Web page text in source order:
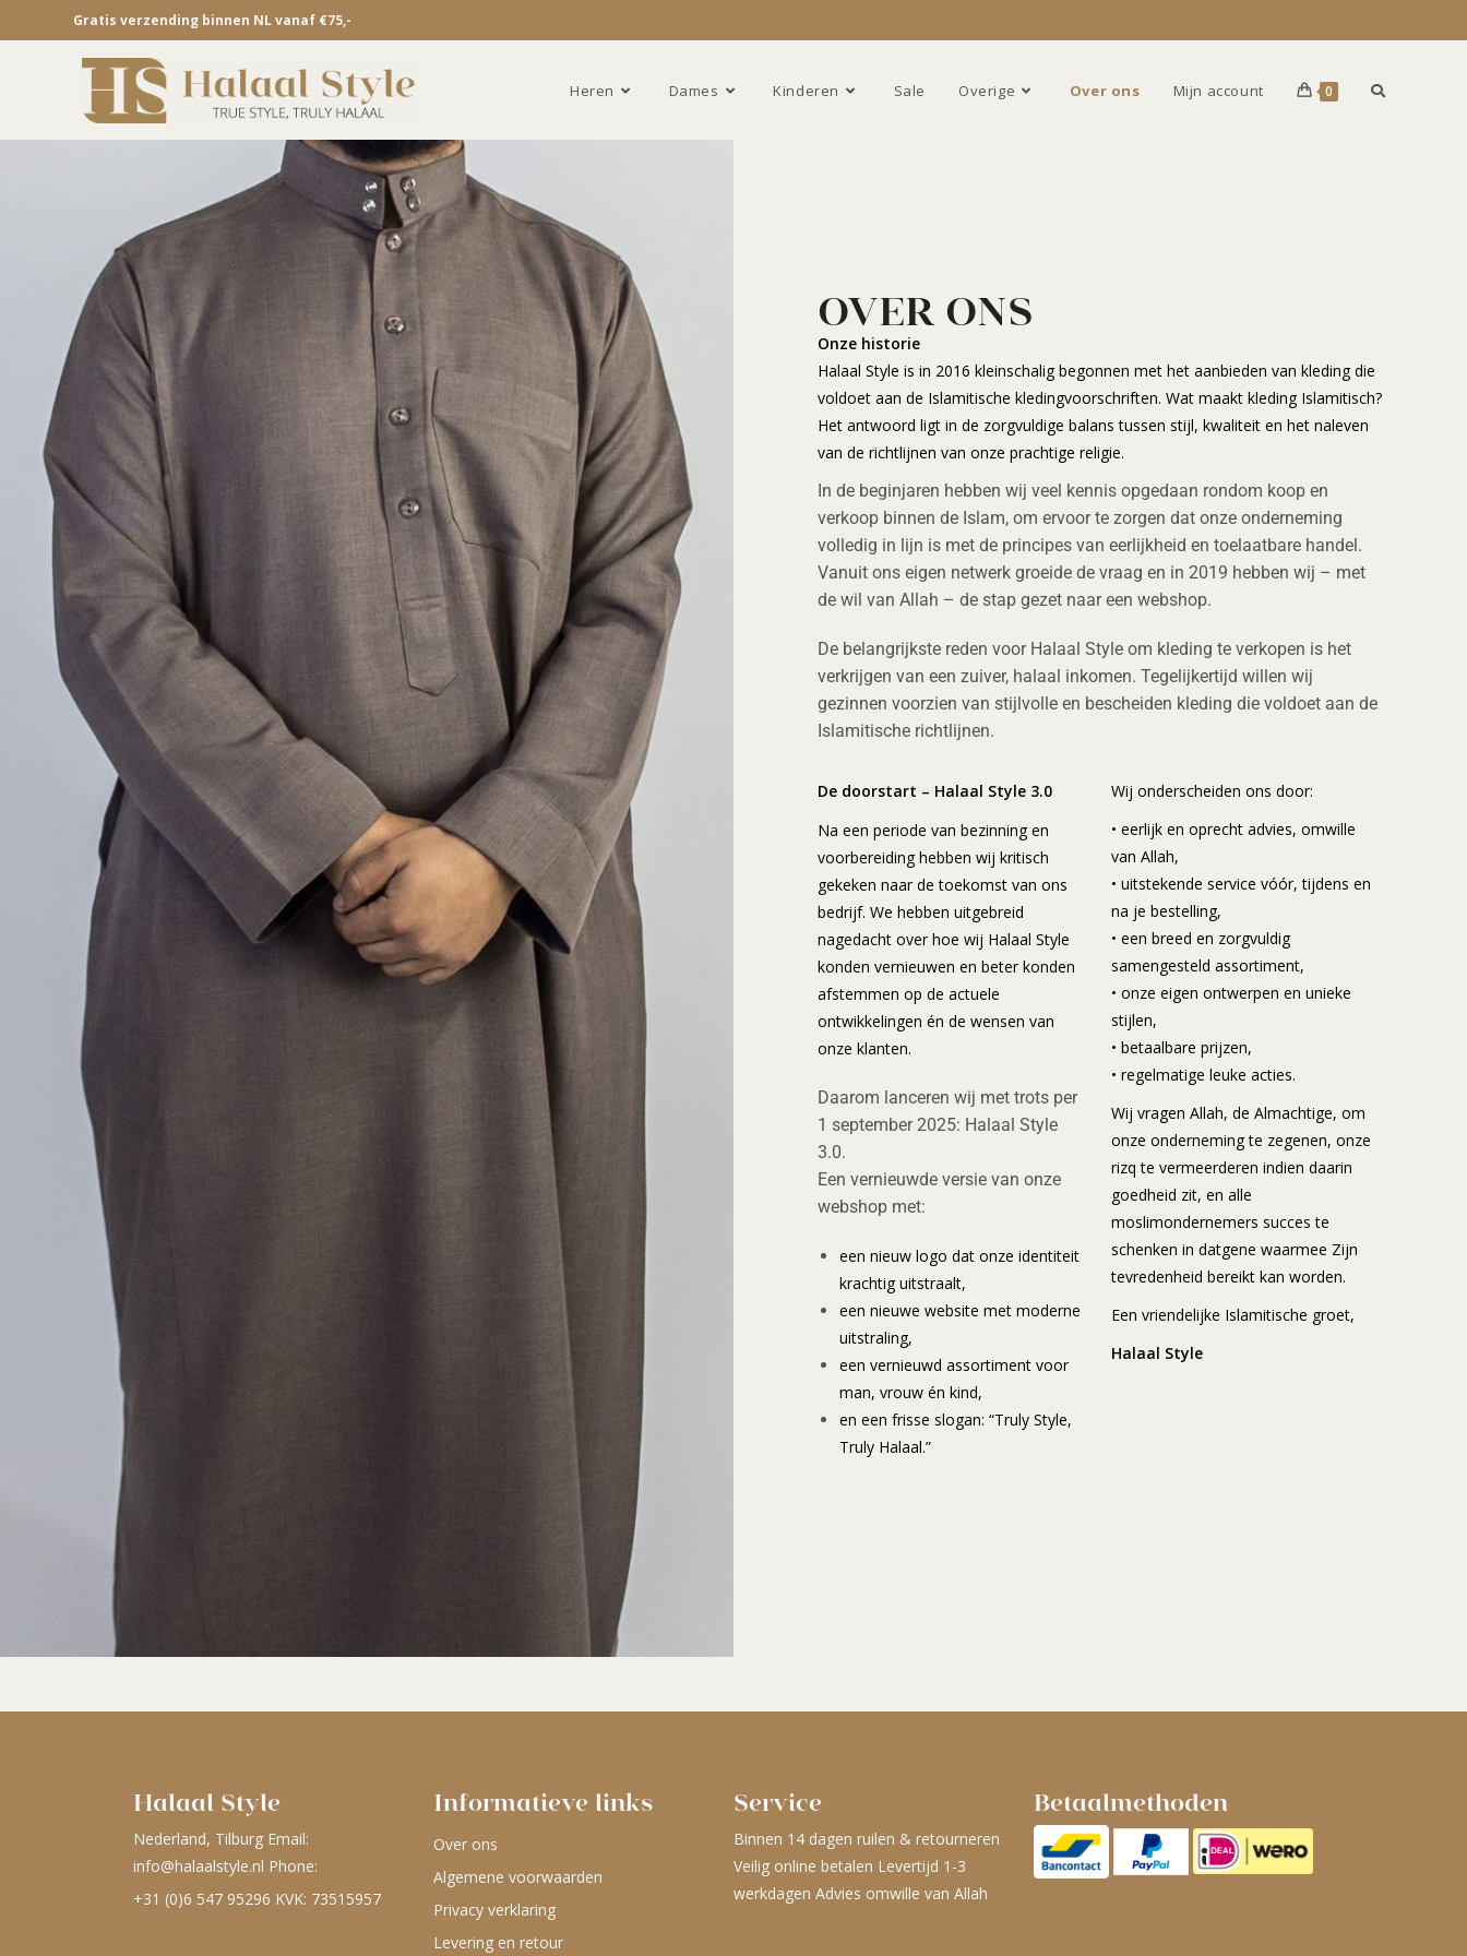
Gratis verzending binnen NL vanaf €75,-
Heren Dames Kinderen Sale Overige Over ons Mijn account 0
OVER ONS
Onze historie
Halaal Style is in 2016 kleinschalig begonnen met het aanbieden van kleding die
voldoet aan de Islamitische kledingvoorschriften. Wat maakt kleding Islamitisch?
Het antwoord ligt in de zorgvuldige balans tussen stijl, kwaliteit en het naleven
van de richtlijnen van onze prachtige religie.
In de beginjaren hebben wij veel kennis opgedaan rondom koop en
verkoop binnen de Islam, om ervoor te zorgen dat onze onderneming
volledig in lijn is met de principes van eerlijkheid en toelaatbare handel.
Vanuit ons eigen netwerk groeide de vraag en in 2019 hebben wij – met
de wil van Allah – de stap gezet naar een webshop.
De belangrijkste reden voor Halaal Style om kleding te verkopen is het
verkrijgen van een zuiver, halaal inkomen. Tegelijkertijd willen wij
gezinnen voorzien van stijlvolle en bescheiden kleding die voldoet aan de
Islamitische richtlijnen.
De doorstart – Halaal Style 3.0
Na een periode van bezinning en
voorbereiding hebben wij kritisch
gekeken naar de toekomst van ons
bedrijf. We hebben uitgebreid
nagedacht over hoe wij Halaal Style
konden vernieuwen en beter konden
afstemmen op de actuele
ontwikkelingen én de wensen van
onze klanten.
Daarom lanceren wij met trots per
1 september 2025: Halaal Style
3.0.
Een vernieuwde versie van onze
webshop met:
een nieuw logo dat onze identiteit
krachtig uitstraalt,
een nieuwe website met moderne
uitstraling,
een vernieuwd assortiment voor
man, vrouw én kind,
en een frisse slogan: “Truly Style,
Truly Halaal.”
Wij onderscheiden ons door:
• eerlijk en oprecht advies, omwille
van Allah,
• uitstekende service vóór, tijdens en
na je bestelling,
• een breed en zorgvuldig
samengesteld assortiment,
• onze eigen ontwerpen en unieke
stijlen,
• betaalbare prijzen,
• regelmatige leuke acties.
Wij vragen Allah, de Almachtige, om
onze onderneming te zegenen, onze
rizq te vermeerderen indien daarin
goedheid zit, en alle
moslimondernemers succes te
schenken in datgene waarmee Zijn
tevredenheid bereikt kan worden.
Een vriendelijke Islamitische groet,
Halaal Style
Halaal Style
Nederland, Tilburg Email:
info@halaalstyle.nl Phone:
+31 (0)6 547 95296 KVK: 73515957
Informatieve links
Over ons
Algemene voorwaarden
Privacy verklaring
Levering en retour
Service
Binnen 14 dagen ruilen & retourneren
Veilig online betalen Levertijd 1-3
werkdagen Advies omwille van Allah
Betaalmethoden